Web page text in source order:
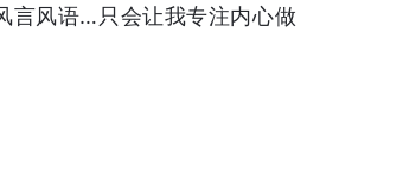
风语…只会让我专注内心做